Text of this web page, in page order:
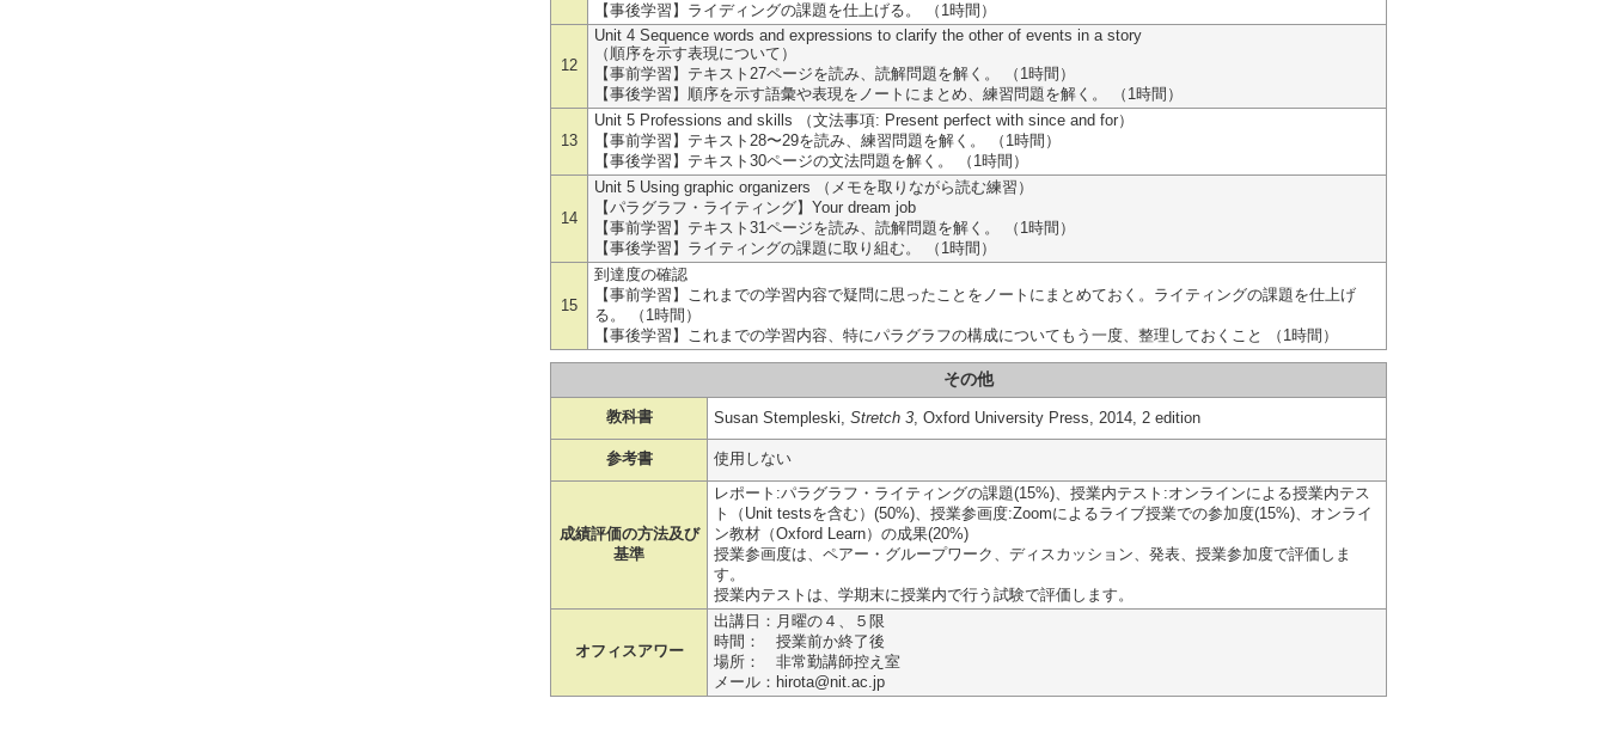
【事後学習】ライディングの課題を仕上げる。 （1時間）
12
Unit 4 Sequence words and expressions to clarify the other of events in a story
（順序を示す表現について）
【事前学習】テキスト27ページを読み、読解問題を解く。 （1時間）
【事後学習】順序を示す語彙や表現をノートにまとめ、練習問題を解く。 （1時間）
13
Unit 5 Professions and skills （文法事項: Present perfect with since and for）
【事前学習】テキスト28〜29を読み、練習問題を解く。 （1時間）
【事後学習】テキスト30ページの文法問題を解く。 （1時間）
14
Unit 5 Using graphic organizers （メモを取りながら読む練習）
【パラグラフ・ライティング】Your dream job
【事前学習】テキスト31ページを読み、読解問題を解く。 （1時間）
【事後学習】ライティングの課題に取り組む。 （1時間）
15
到達度の確認
【事前学習】これまでの学習内容で疑問に思ったことをノートにまとめておく。ライティングの課題を仕上げ
る。 （1時間）
【事後学習】これまでの学習内容、特にパラグラフの構成についてもう一度、整理しておくこと （1時間）
その他
教科書 Susan Stempleski, Stretch 3, Oxford University Press, 2014, 2 edition
参考書 使用しない
成績評価の方法及び
基準
レポート:パラグラフ・ライティングの課題(15%)、授業内テスト:オンラインによる授業内テス
ト（Unit testsを含む）(50%)、授業参画度:Zoomによるライブ授業での参加度(15%)、オンライ
ン教材（Oxford Learn）の成果(20%)
授業参画度は、ペアー・グループワーク、ディスカッション、発表、授業参加度で評価しま
す。
授業内テストは、学期末に授業内で行う試験で評価します。
オフィスアワー
出講日：月曜の４、５限
時間： 授業前か終了後
場所： 非常勤講師控え室
メール：hirota@nit.ac.jp